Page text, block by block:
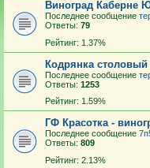
Виноград Каберне
Последнее сообщение
Ответы: 79
Рейтинг: 1.37%
Кодрянка столовый
Последнее сообщение
Ответы: 1253
Рейтинг: 1.59%
ГФ Красотка -
Последнее сообщение
Ответы: 809
Рейтинг: 2.13%